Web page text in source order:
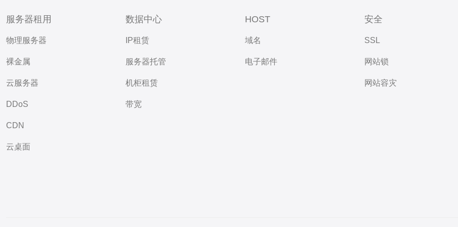
服务器租用
物理服务器
裸金属
云服务器
DDoS
CDN
云桌面
数据中心
IP租赁
服务器托管
机柜租赁
带宽
HOST
域名
电子邮件
安全
SSL
网站锁
网站容灾